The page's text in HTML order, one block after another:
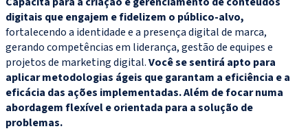
digitais que engajem e fidelizem o público-alvo,
fortalecendo a identidade e a presença digital de marca,
gerando competências em liderança, gestão de equipes e
projetos de marketing digital.Você se sentirá apto para
aplicar metodologias ágeis que garantam a eficiência e a
eficácia das ações implementadas. Além de focar numa
abordagem flexível e orientada para a solução de
problemas.